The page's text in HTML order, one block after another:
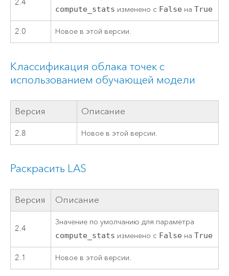
2.4
compute_stats изменено с False наTrue
2.0 Новое в этой версии.
Классификация облака точек с
использованием обучающей модели
Версия Описание
2.8 Новое в этой версии.
Раскрасить LAS
Версия Описание
2.4
Значение по умолчанию для параметра
compute_stats изменено с False наTrue
2.1 Новое в этой версии.